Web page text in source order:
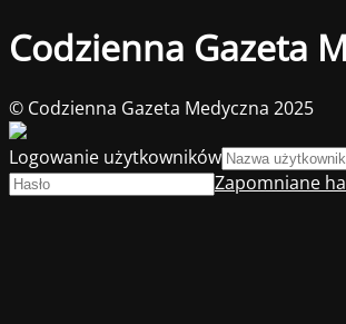
Codzienna Gazeta
© Codzienna Gazeta Medyczna 2025
Logowanie użytkowników
Zapomniane